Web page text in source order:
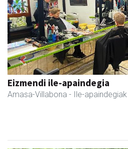
Arindu fisioterapia eta
Amasa-Villabona - Fisioterapia
Previous